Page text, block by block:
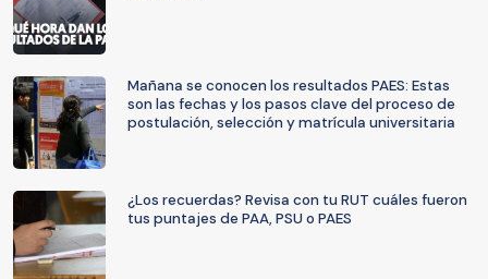
Mañana se conocen los resultados PAES: Estas
son las fechas y los pasos clave del proceso de
postulación, selección y matrícula universitaria
¿Los recuerdas? Revisa con tu RUT cuáles fueron
tus puntajes de PAA, PSU o PAES